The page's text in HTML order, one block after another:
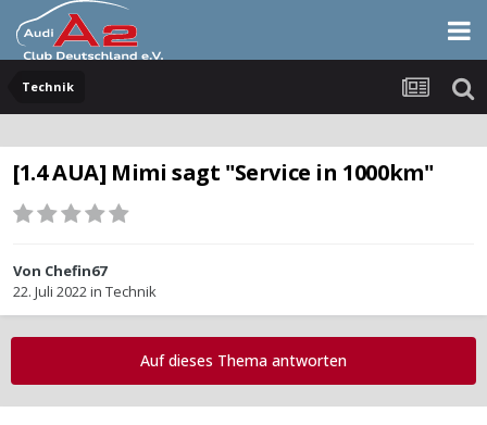
Technik
[1.4 AUA] Mimi sagt "Service in 1000km"
Von Chefin67
22. Juli 2022in Technik
Auf dieses Thema antworten